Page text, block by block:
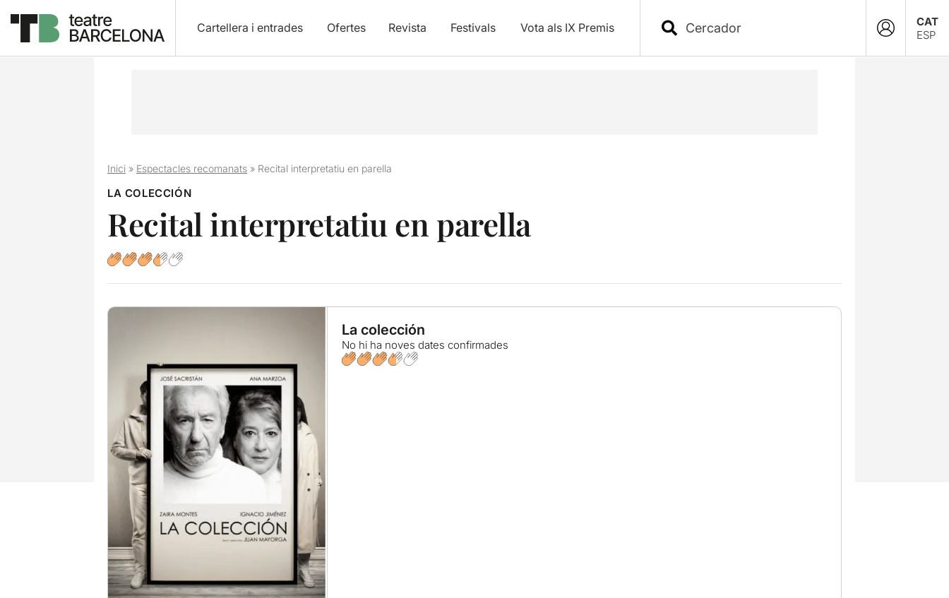
Cartellera i entrades Ofertes Revista Festivals Vota als IX Premis
CAT
ESP
Inici» Espectacles recomanats» Recital interpretatiu en parella
LA COLECCIÓN
Recital interpretatiu en parella
La colección
No hi ha noves dates confirmades